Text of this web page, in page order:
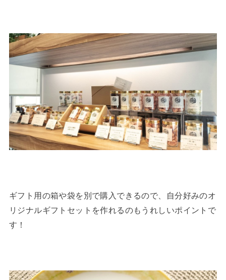
ギフト用の箱や袋を別で購入できるので、自分好みのオ
リジナルギフトセットを作れるのもうれしいポイントで
す！